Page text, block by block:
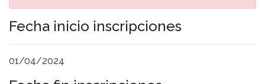
Fecha inicio inscripciones
01/04/2024